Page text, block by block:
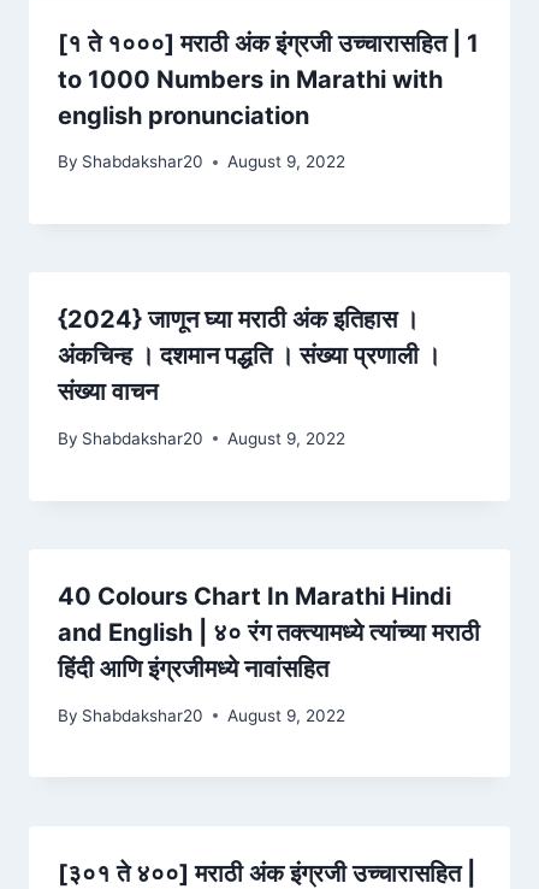
[१ ते १०००] मराठी अंक इंग्रजी उच्चारासहित | 1
to 1000 Numbers in Marathi with
english pronunciation
By Shabdakshar20 August 9, 2022
{2024} जाणून घ्या मराठी अंक इतिहास ।
अंकचिन्ह । दशमान पद्धति । संख्या प्रणाली ।
संख्या वाचन
By Shabdakshar20 August 9, 2022
40 Colours Chart In Marathi Hindi
and English | ४० रंग तक्त्यामध्ये त्यांच्या मराठी
हिंदी आणि इंग्रजीमध्ये नावांसहित
By Shabdakshar20 August 9, 2022
[३०१ ते ४००] मराठी अंक इंग्रजी उच्चारासहित |